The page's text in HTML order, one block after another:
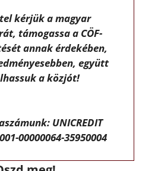
kérjük a magyar
támogassa a CÖF-
annak érdekében,
együtt
a közjót!
UNICREDIT
00000064-35950004